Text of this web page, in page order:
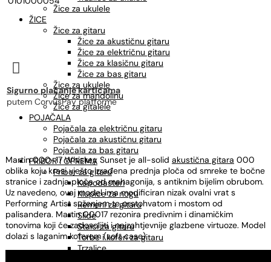
Žice za ukulele
ŽICE
Žice za gitaru
Žice za akustičnu gitaru
Žice za električnu gitaru
Žice za klasičnu gitaru
Žice za bas gitaru
Žice za ukulele
Žice za mandolinu
Žice za gitalele
POJAČALA
Pojačala za električnu gitaru
Pojačala za akustičnu gitaru
Pojačala za bas gitaru
PRIBOR I OPREMA
Pribor za gitaru
Kapodasteri
Klupice za nogu
Remeni za gitaru
Slide
Stalci za gitaru
Torbe i koferi za gitaru
Trzalice

Sigurno plaćanje karticama
putem CorvusPay platforme
Martin 000-17 Whiskey Sunset je all-solid akustična gitara 000
oblika koju krasi vješto izrađena prednja ploča od smreke te bočne
stranice i zadnja ploča od mahagonija, s antiknim bijelim obrubom.
Uz navedeno, ovaj model ima modificiran nizak ovalni vrat s
Performing Artist suženjem te prstohvatom i mostom od
palisandera. Martin 00017 rezonira predivnim i dinamičkim
tonovima koji će zadovoljiti i najzahtjevnije glazbene virtuoze. Model
dolazi s laganim koferom (soft case).